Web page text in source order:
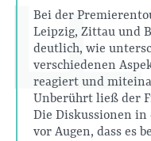
Bei der
Leipzig, Zittau und
deutlich, wie
verschiedenen
reagiert und
Unberührt ließ der
Die Diskussionen
vor Augen, dass es